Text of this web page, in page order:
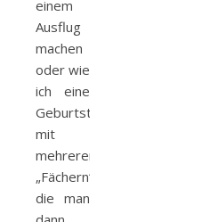
einem
Ausflug
machen
oder wie
ich eine
Geburtstagskarte
mit
mehreren
„Fächern“,
die man